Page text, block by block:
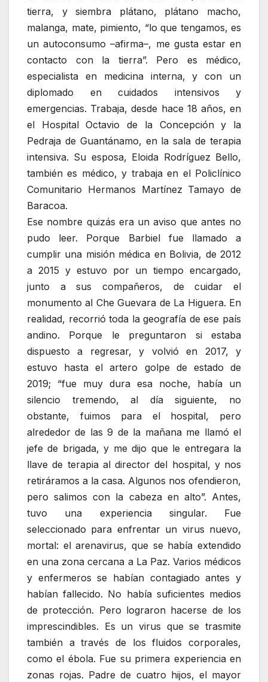
tierra, y siembra plátano, plátano macho,
malanga, mate, pimiento, “lo que tengamos, es
un autoconsumo –afirma–, me gusta estar en
contacto con la tierra”. Pero es médico,
especialista en medicina interna, y con un
diplomado en cuidados intensivos y
emergencias. Trabaja, desde hace 18 años, en
el Hospital Octavio de la Concepción y la
Pedraja de Guantánamo, en la sala de terapia
intensiva. Su esposa, Eloida Rodríguez Bello,
también es médico, y trabaja en el Policlínico
Comunitario Hermanos Martínez Tamayo de
Baracoa.
Ese nombre quizás era un aviso que antes no
pudo leer. Porque Barbiel fue llamado a
cumplir una misión médica en Bolivia, de 2012
a 2015 y estuvo por un tiempo encargado,
junto a sus compañeros, de cuidar el
monumento al Che Guevara de La Higuera. En
realidad, recorrió toda la geografía de ese país
andino. Porque le preguntaron si estaba
dispuesto a regresar, y volvió en 2017, y
estuvo hasta el artero golpe de estado de
2019; “fue muy dura esa noche, había un
silencio tremendo, al día siguiente, no
obstante, fuimos para el hospital, pero
alrededor de las 9 de la mañana me llamó el
jefe de brigada, y me dijo que le entregara la
llave de terapia al director del hospital, y nos
retiráramos a la casa. Algunos nos ofendieron,
pero salimos con la cabeza en alto”. Antes,
tuvo una experiencia singular. Fue
seleccionado para enfrentar un virus nuevo,
mortal: el arenavirus, que se había extendido
en una zona cercana a La Paz. Varios médicos
y enfermeros se habían contagiado antes y
habían fallecido. No había suficientes medios
de protección. Pero lograron hacerse de los
imprescindibles. Es un virus que se trasmite
también a través de los fluidos corporales,
como el ébola. Fue su primera experiencia en
zonas rojas. Padre de cuatro hijos, el mayor